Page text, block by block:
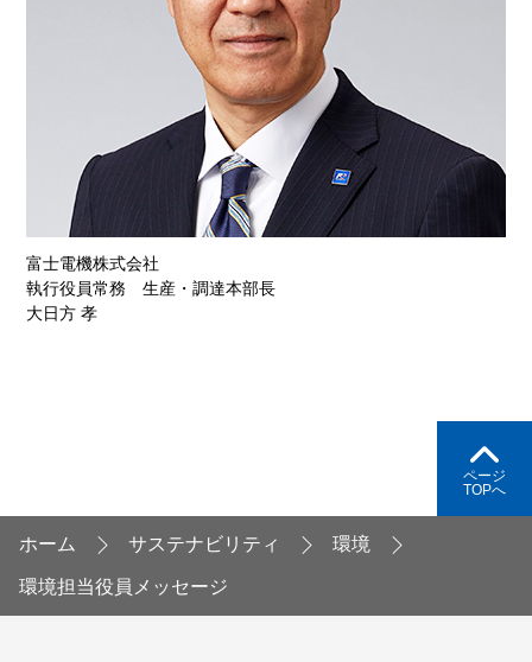
富士電機株式会社
執行役員常務 生産・調達本部長
大日方 孝
ページ
TOPへ
ホーム サステナビリティ 環境
環境担当役員メッセージ